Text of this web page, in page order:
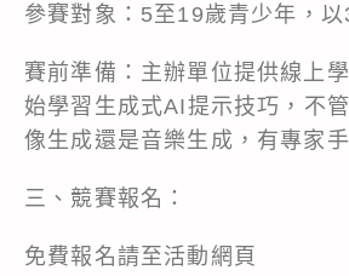
參賽對象：5至19歲青少年，
賽前準備：主辦單位提供線上
始學習生成式AI提示技巧，不
像生成還是音樂生成，有專家
三、競賽報名：
免費報名請至活動網頁